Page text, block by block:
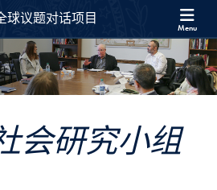
目 Full Site Menu
球议题对话项目 Menu
会研究小组